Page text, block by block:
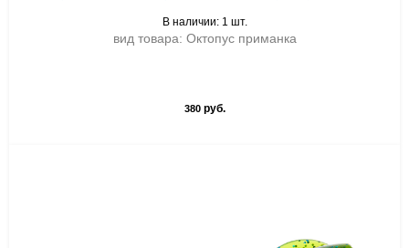
В наличии: 1 шт.
вид товара: Октопус приманка
380руб.